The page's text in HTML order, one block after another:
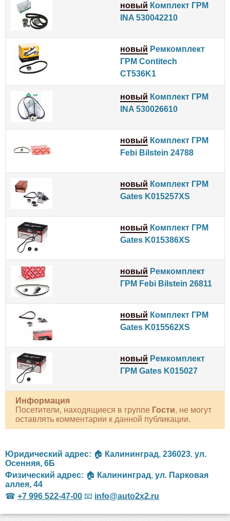
новый Комплект ГРМ
INA 530042210
новый Ремкомплект
ГРМ Contitech
CT536K1
новый Комплект ГРМ
INA 530026610
новый Комплект ГРМ
Febi Bilstein 24788
новый Комплект ГРМ
Gates K015257XS
новый Комплект ГРМ
Gates K015386XS
новый Ремкомплект
ГРМ Febi Bilstein 26811
новый Комплект ГРМ
Gates K015562XS
новый Ремкомплект
ГРМ Gates K015027
Информация
Посетители, находящиеся в группе Гости, не могут
оставлять комментарии к данной публикации.
Юридический адрес: 🏠 Калининград, 236023, ул.
Осенняя, 6Б
Физический адрес: 🏠 Калининград, ул. Парковая
аллея, 44
☎ +7 996 522-47-00 📧 info@auto2x2.ru